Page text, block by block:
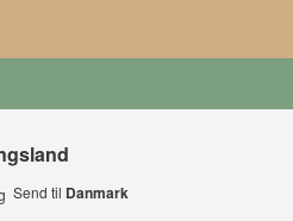
Send til Danmark